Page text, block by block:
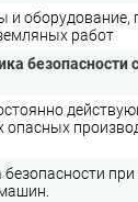
и оборудование,
работ
безопасности
опасных
безопасности